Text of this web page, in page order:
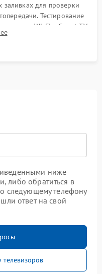
заливках для проверки
Тестирование
модуля Wi-Fi и Smart TV
нескольких часов.
ниже
либо обратиться в
следующему телефону
ответ на свой